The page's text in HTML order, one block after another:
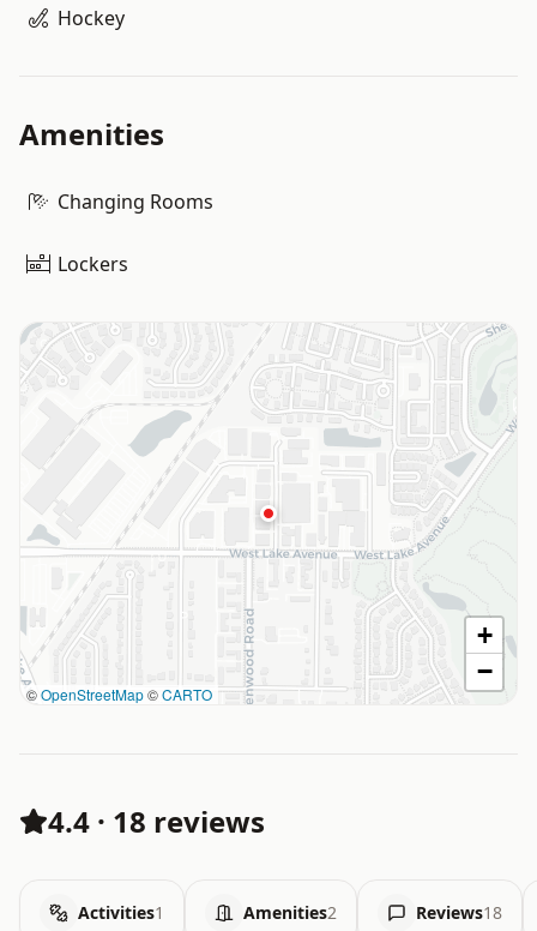
Hockey
Amenities
Changing Rooms
Lockers
©OpenStreetMap©CARTO
+
−
4.4 · 18 reviews
Activities1 Amenities2 Reviews18